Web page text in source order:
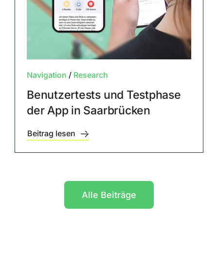
Navigation / Research
Benutzertests und Testphase
der App in Saarbrücken
Beitrag lesen
Alle Beiträge